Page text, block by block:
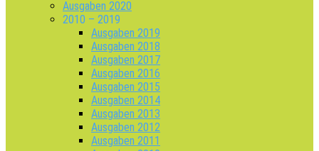
Ausgaben 2020
2010 – 2019
Ausgaben 2019
Ausgaben 2018
Ausgaben 2017
Ausgaben 2016
Ausgaben 2015
Ausgaben 2014
Ausgaben 2013
Ausgaben 2012
Ausgaben 2011